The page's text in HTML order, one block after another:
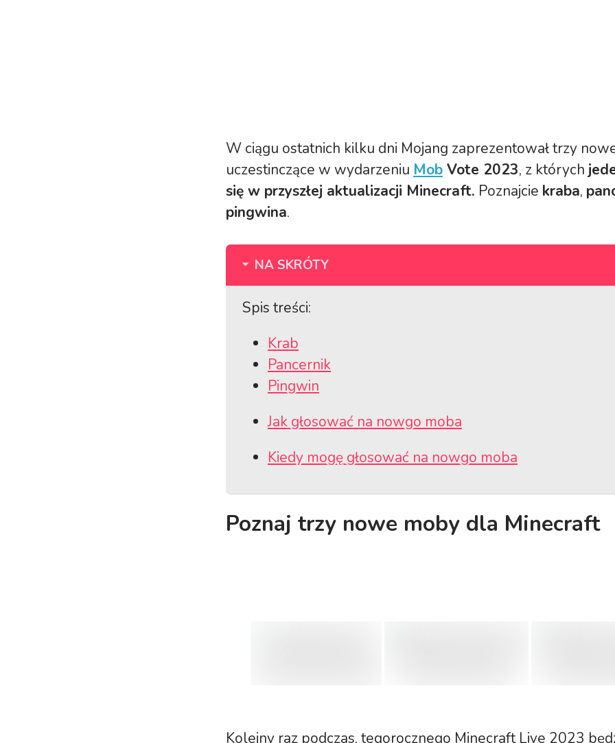
W ciągu ostatnich kilku dni Mojang zaprezentował trzy
uczestinczące w wydarzeniu Mob Vote 2023, z których
się w przyszłej aktualizacji Minecraft. Poznajcie kraba,
pingwina.
NA SKRÓTY
Spis treści:
Krab
Pancernik
Pingwin
Jak głosować na nowgo moba
Kiedy mogę głosować na nowgo moba
Poznaj trzy nowe moby dla Minecraft
Kolejny raz podczas, tegorocznego Minecraft Live 2023